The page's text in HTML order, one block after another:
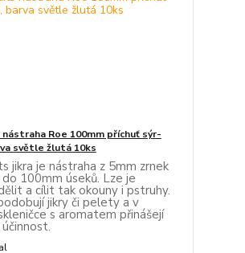
Roe 100mm příchuť sýr-
světle žlutá 10ks
jikra je nástraha z 5mm zrnek
100mm úseků. Lze je
a cílit tak okouny i pstruhy.
jikry či pelety a v
s aromatem přinášejí